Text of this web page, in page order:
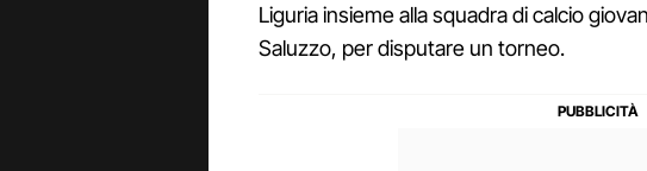
Liguria insieme alla squadra di calcio
Saluzzo, per disputare un torneo.